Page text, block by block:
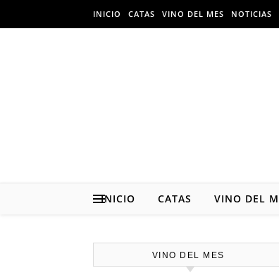
INICIO CATAS VINO DEL MES NOTICIAS
INICIO CATAS VINO DEL
VINO DEL MES